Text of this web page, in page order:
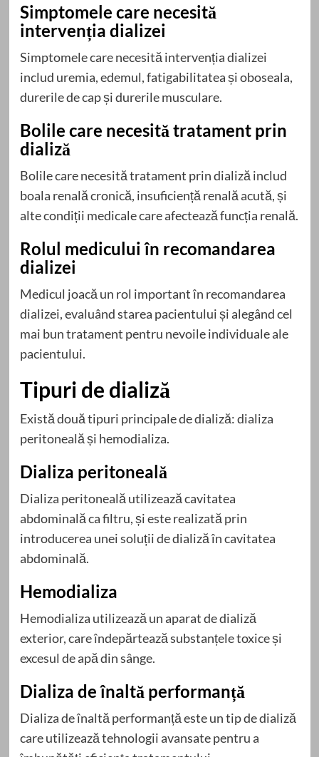
Simptomele care necesită
intervenția dializei
Simptomele care necesită intervenția dializei
includ uremia, edemul, fatigabilitatea și oboseala,
durerile de cap și durerile musculare.
Bolile care necesită tratament prin
dializă
Bolile care necesită tratament prin dializă includ
boala renală cronică, insuficiență renală acută, și
alte condiții medicale care afectează funcția renală.
Rolul medicului în recomandarea
dializei
Medicul joacă un rol important în recomandarea
dializei, evaluând starea pacientului și alegând cel
mai bun tratament pentru nevoile individuale ale
pacientului.
Tipuri de dializă
Există două tipuri principale de dializă: dializa
peritoneală și hemodializa.
Dializa peritoneală
Dializa peritoneală utilizează cavitatea
abdominală ca filtru, și este realizată prin
introducerea unei soluții de dializă în cavitatea
abdominală.
Hemodializa
Hemodializa utilizează un aparat de dializă
exterior, care îndepărtează substanțele toxice și
excesul de apă din sânge.
Dializa de înaltă performanță
Dializa de înaltă performanță este un tip de dializă
care utilizează tehnologii avansate pentru a